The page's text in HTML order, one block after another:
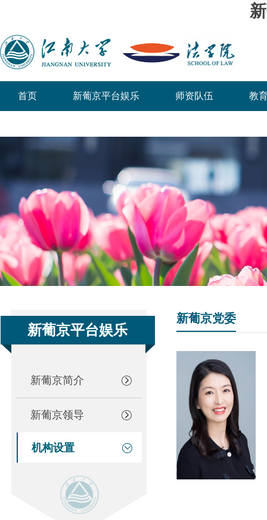
首页 新葡京平台娱乐 师资队伍 教
新葡京平台娱乐
新葡京简介
新葡京领导
机构设置
新葡京党委